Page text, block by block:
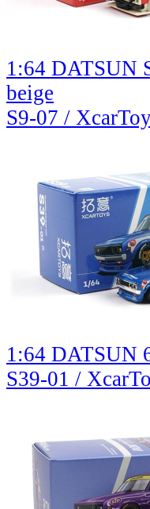
1:64 DATSUN
beige
S9-07 /
1:64 DATSUN
S39-01 /